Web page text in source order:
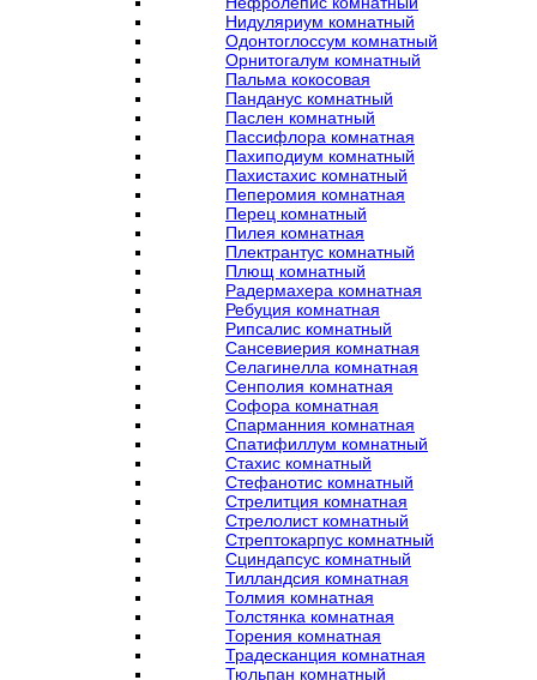
Нидуляриум комнатный
Одонтоглоссум комнатный
Орнитогалум комнатный
Пальма кокосовая
Панданус комнатный
Паслен комнатный
Пассифлора комнатная
Пахиподиум комнатный
Пахистахис комнатный
Пеперомия комнатная
Перец комнатный
Пилея комнатная
Плектрантус комнатный
Плющ комнатный
Радермахера комнатная
Ребуция комнатная
Рипсалис комнатный
Сансевиерия комнатная
Селагинелла комнатная
Сенполия комнатная
Софора комнатная
Спарманния комнатная
Спатифиллум комнатный
Стахис комнатный
Стефанотис комнатный
Стрелитция комнатная
Стрелолист комнатный
Стрептокарпус комнатный
Сциндапсус комнатный
Тилландсия комнатная
Толмия комнатная
Толстянка комнатная
Торения комнатная
Традесканция комнатная
Тюльпан комнатный